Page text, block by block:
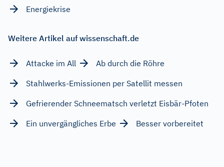
Energiekrise
Weitere Artikel auf wissenschaft.de
Attacke im All
Ab durch die Röhre
Stahlwerks-Emissionen per Satellit messen
Gefrierender Schneematsch verletzt Eisbär-Pfoten
Ein unvergängliches Erbe
Besser vorbereitet